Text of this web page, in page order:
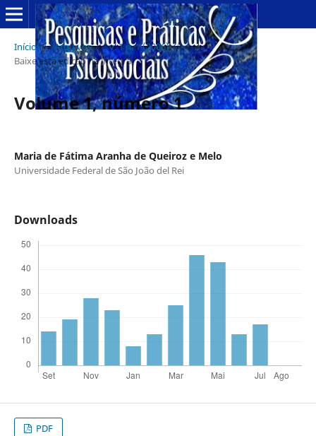
Início / Arquivos / v. 1 n. 1 (2006) /
Baixe esta edição na íntegra
Volume 1, número 1
Maria de Fátima Aranha de Queiroz e Melo
Universidade Federal de São João del Rei
Downloads
PDF